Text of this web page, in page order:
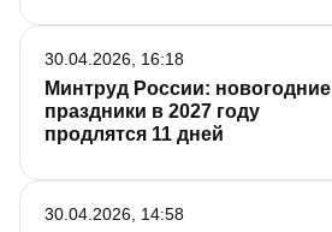
Минтруд России: новогодние
праздники в 2027 году
продлятся 11 дней
30.04.2026, 16:18
30.04.2026, 14:58